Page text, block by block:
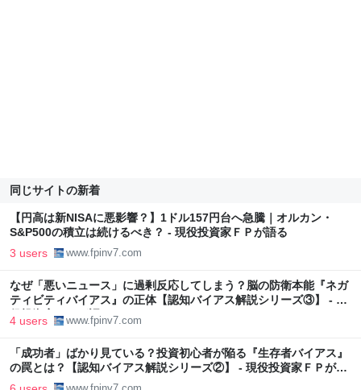
同じサイトの新着
【円高は新NISAに悪影響？】1ドル157円台へ急騰｜オルカン・
S&P500の積立は続けるべき？ - 現役投資家ＦＰが語る
3 users www.fpinv7.com
なぜ「悪いニュース」に過剰反応してしまう？脳の防衛本能『ネガ
ティビティバイアス』の正体【認知バイアス解説シリーズ③】 - 現
役投資家ＦＰが語る
4 users www.fpinv7.com
「成功者」ばかり見ている？投資初心者が陥る『生存者バイアス』
の罠とは？【認知バイアス解説シリーズ②】 - 現役投資家ＦＰが語
る